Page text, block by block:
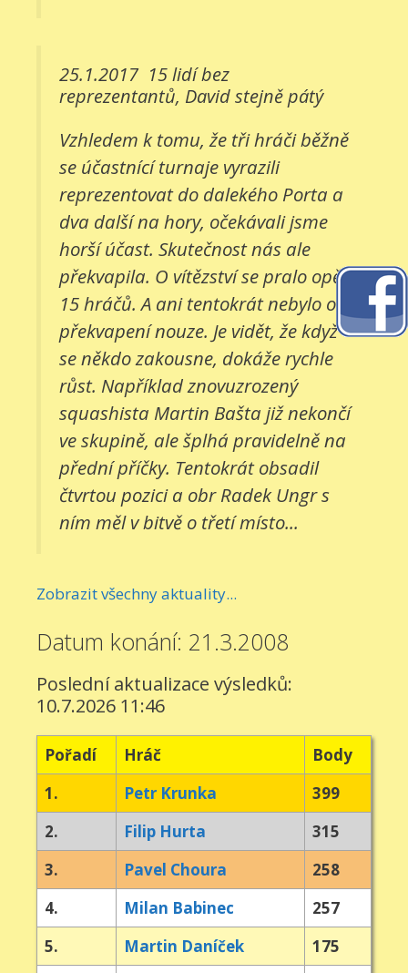
25.1.2017 15 lidí bez
reprezentantů, David stejně pátý
Vzhledem k tomu, že tři hráči běžně
se účastnící turnaje vyrazili
reprezentovat do dalekého Porta a
dva další na hory, očekávali jsme
horší účast. Skutečnost nás ale
překvapila. O vítězství se pralo opět
15 hráčů. A ani tentokrát nebylo o
překvapení nouze. Je vidět, že když
se někdo zakousne, dokáže rychle
růst. Například znovuzrozený
squashista Martin Bašta již nekončí
ve skupině, ale šplhá pravidelně na
přední příčky. Tentokrát obsadil
čtvrtou pozici a obr Radek Ungr s
ním měl v bitvě o třetí místo...
Zobrazit všechny aktuality...
Datum konání: 21.3.2008
Poslední aktualizace výsledků:
10.7.2026 11:46
Pořadí Hráč
Body
1.
Petr Krunka
399
2.
Filip Hurta
315
3.
Pavel Choura
258
4.
Milan Babinec
257
5.
Martin Daníček
175